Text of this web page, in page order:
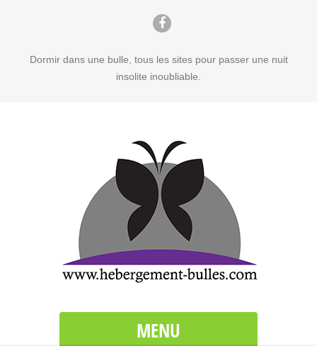
Dormir dans une bulle, tous les sites pour passer une nuit
insolite inoubliable.
MENU